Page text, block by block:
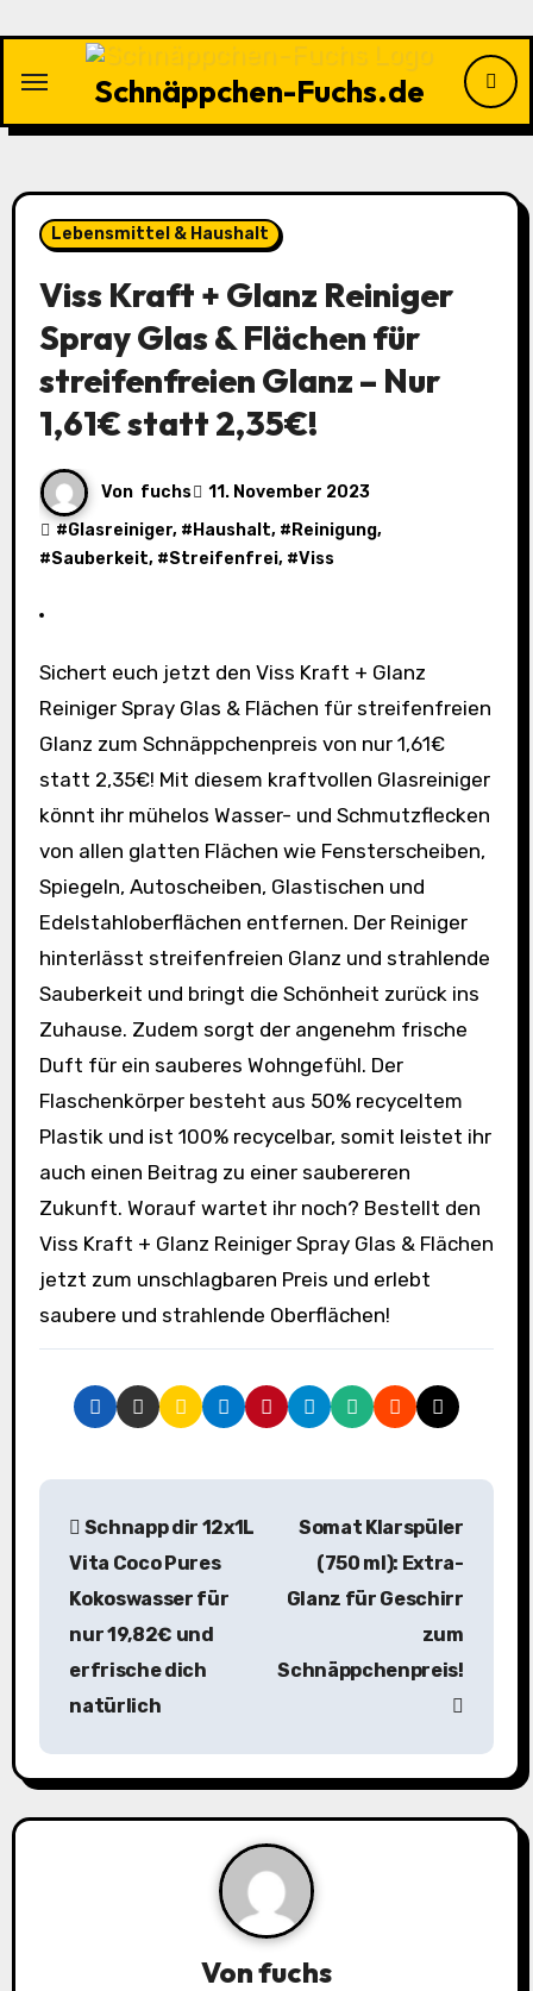
springen
Schnäppchen-Fuchs.de
Lebensmittel & Haushalt
Viss Kraft + Glanz Reiniger
Spray Glas & Flächen für
streifenfreien Glanz – Nur
1,61€ statt 2,35€!
Von fuchs
11. November 2023
#Glasreiniger, # Haushalt, # Reinigung,
#Sauberkeit, #Streifenfrei, #Viss
Sichert euch jetzt den Viss Kraft + Glanz
Reiniger Spray Glas & Flächen für streifenfreien
Glanz zum Schnäppchenpreis von nur 1,61€
statt 2,35€! Mit diesem kraftvollen Glasreiniger
könnt ihr mühelos Wasser- und Schmutzflecken
von allen glatten Flächen wie Fensterscheiben,
Spiegeln, Autoscheiben, Glastischen und
Edelstahloberflächen entfernen. Der Reiniger
hinterlässt streifenfreien Glanz und strahlende
Sauberkeit und bringt die Schönheit zurück ins
Zuhause. Zudem sorgt der angenehm frische
Duft für ein sauberes Wohngefühl. Der
Flaschenkörper besteht aus 50% recyceltem
Plastik und ist 100% recycelbar, somit leistet ihr
auch einen Beitrag zu einer saubereren
Zukunft. Worauf wartet ihr noch? Bestellt den
Viss Kraft + Glanz Reiniger Spray Glas & Flächen
jetzt zum unschlagbaren Preis und erlebt
saubere und strahlende Oberflächen!
B
a
g
Schnapp dir 12x1L
Vita Coco Pures
Kokoswasser für
nur 19,82€ und
erfrische dich
natürlich
Somat Klarspüler
(750 ml): Extra-
Glanz für Geschirr
zum
Schnäppchenpreis!
Vonfuchs